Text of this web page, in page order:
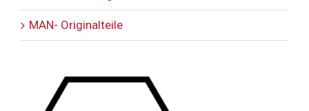
MAN- Originalteile